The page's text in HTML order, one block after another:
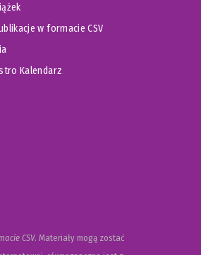
w formacie CSV
Kalendarz
CSV. Materiały mogą zostać